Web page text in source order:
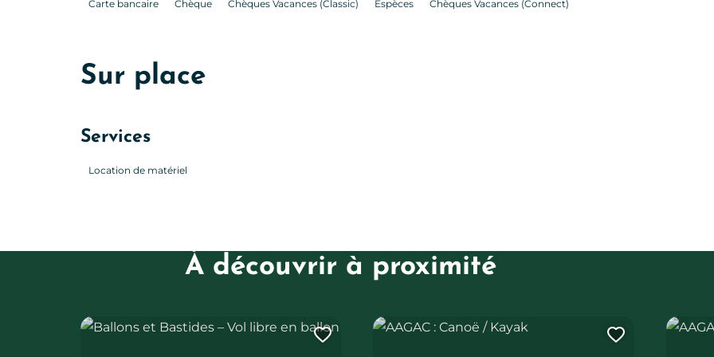
Carte bancaire Chèque Chèques Vacances (Classic) Espèces Chèques Vacances (Connect)
Sur place
Services
Location de matériel
À découvrir à proximité
Ballons et Bastides – Vol libre en ballon
Ajouter cette page au carnet de voyage ?
AAGAC : Canoë / Kayak
Ajouter
AAGAC